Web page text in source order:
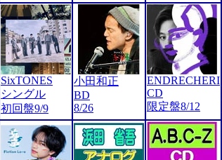
SixTONES
シングル
初回盤9/9
小田和正
BD
8/26
ENDRECHERI
CD
限定盤8/12